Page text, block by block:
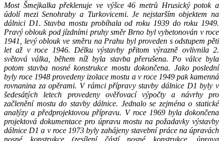
Most Šmejkalka překlenuje ve výšce 46 metrů Hrusický potok a
údolí mezi Senohraby a Turkovicemi. Je nejstarším objektem na
dálnici D1. Stavba mostu probíhala od roku 1939 do roku 1949.
Pravý oblouk pod jízdními pruhy směr Brno byl vybetonován v roce
1941, levý oblouk ve směru na Prahu byl proveden s odstupem pěti
let až v roce 1946. Délku výstavby přitom výrazně ovlivnila 2.
světová válka, během níž byla stavba přerušena. Po válce byla
potom stavba nosné konstrukce mostu dokončena. Jako poslední
byly roce 1948 provedeny izolace mostu a v roce 1949 pak kamenná
rovnanina za opěrami. V rámci přípravy stavby dálnice D1 byly v
šedesátých letech provedeny ověřovací výpočty a návrhy pro
začlenění mostu do stavby dálnice. Jednalo se zejména o statické
analýzy a předprojektovou přípravu. V roce 1969 byla dokončena
projektová dokumentace pro úpravu mostu na požadavky výstavby
dálnice D1 a v roce 1973 byly zahájeny stavební práce na úpravách
nosné konstrukce (zesílení částí nosné konstrukce, úprava